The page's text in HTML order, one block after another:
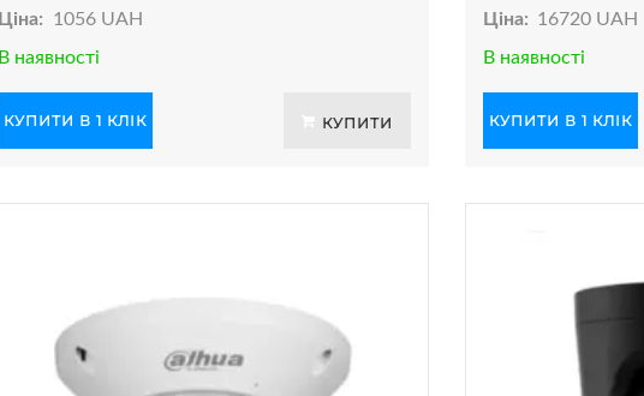
Ціна:
1056 UAH
В наявності
КУПИТИ В 1 КЛІК КУПИТИ
Ціна: 16720 UAH
В наявності
КУПИТИ В 1 КЛІК